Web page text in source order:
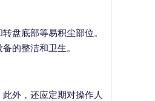
盘底部等易积尘部位。
的整洁和卫生。
外，还应定期对操作人